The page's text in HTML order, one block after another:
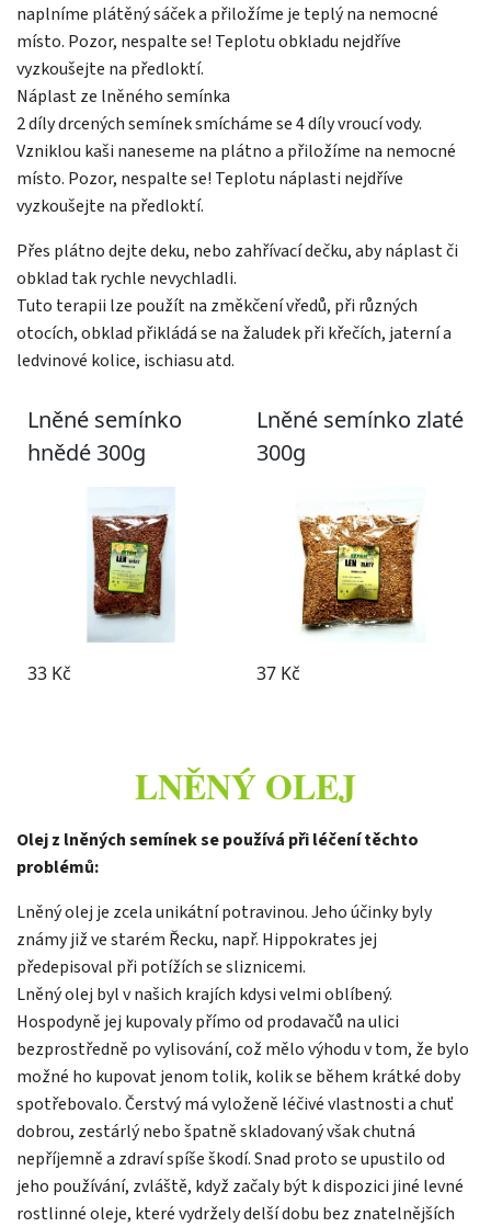
naplníme plátěný sáček a přiložíme je teplý na nemocné
místo. Pozor, nespalte se! Teplotu obkladu nejdříve
vyzkoušejte na předloktí.
Náplast ze lněného semínka
2 díly drcených semínek smícháme se 4 díly vroucí vody.
Vzniklou kaši naneseme na plátno a přiložíme na nemocné
místo. Pozor, nespalte se! Teplotu náplasti nejdříve
vyzkoušejte na předloktí.
Přes plátno dejte deku, nebo zahřívací dečku, aby náplast či
obklad tak rychle nevychladli.
Tuto terapii lze použít na změkčení vředů, při různých
otocích, obklad přikládá se na žaludek při křečích, jaterní a
ledvinové kolice, ischiasu atd.
LNĚNÝ OLEJ
Olej z lněných semínek se používá při léčení těchto
problémů:
Lněný olej je zcela unikátní potravinou. Jeho účinky byly
známy již ve starém Řecku, např. Hippokrates jej
předepisoval při potížích se sliznicemi.
Lněný olej byl v našich krajích kdysi velmi oblíbený.
Hospodyně jej kupovaly přímo od prodavačů na ulici
bezprostředně po vylisování, což mělo výhodu v tom, že bylo
možné ho kupovat jenom tolik, kolik se během krátké doby
spotřebovalo. Čerstvý má vyloženě léčivé vlastnosti a chuť
dobrou, zestárlý nebo špatně skladovaný však chutná
nepříjemně a zdraví spíše škodí. Snad proto se upustilo od
jeho používání, zvláště, když začaly být k dispozici jiné levné
rostlinné oleje, které vydržely delší dobu bez znatelnějších